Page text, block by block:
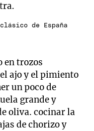
de España
en trozos
ajo y el pimiento
un poco de
grande y
oliva. cocinar la
de chorizo y